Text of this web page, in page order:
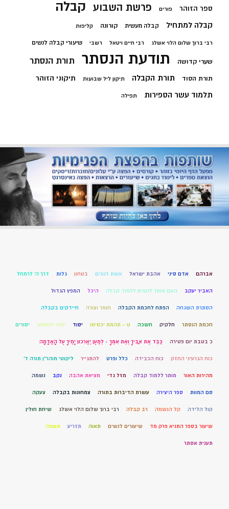
ספר הזוהר פורים פרשת השבוע קבלה
קבלה למתחיל קבלה מעשית קורונה קליפות
רבי ברוך שלום הלוי אשלג רבי חיים ויטאל רשבי שיעורי קבלה לנשים
שערי קדושה תודעת הנסתר תורת הנסתר
תורת הסוד תורת הקבלה תיקון ליל שבועות תיקוני הזוהר
תלמוד עשר הספירות תפילה
אברהם אדם סיני אהבת ישראל אשת זנונים בטחון גלות דרך ה' לרמחל
האביר יעקב האם מותר לנשים ללמוד קבלה היכל המפץ הגדול
הסתרת השגחה הפתח לחכמת הקבלה חומר וצורה חיידקים בקבלה
חכמת הנסתר חלקיק חשכה ט – תהמת יכסימו יסוד יסוד החומצי יסורים
כ בטבת יום פטירה כַּבֵּד אֶת אָבִיךָ וְאֶת אִמֶּךָ - לְמַעַן יַאֲרִכוּן יָמֶיךָ עַל הָאֲדָמָה
כוח הגרעיני החזק כוח הכבידה כלל ופרט להתגייר ליקוטי מוהר"ן תורה ד'
מהירות האור מותר ללמוד קבלה מזל גדי מציאת אהבה נקב נשמה
סם המוות ספר היצירה עשרת הדיברות בתורה צמחונות בקבלה צעקה
קול הלידה קל הנשמה רב קבלה רבי ברוך שלום הלוי אשלג שיחת חולין
שיעור בספר התניא פרק מד שיעורים לנשים תאוה תזריע תעופה
תענית אסתר